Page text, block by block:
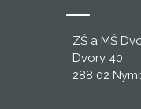
ZŠ a MŠ
Dvory 40
288 02